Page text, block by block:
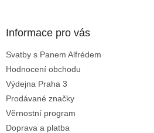
Informace pro vás
Svatby s Panem Alfrédem
Hodnocení obchodu
Výdejna Praha 3
Prodávané značky
Věrnostní program
Doprava a platba